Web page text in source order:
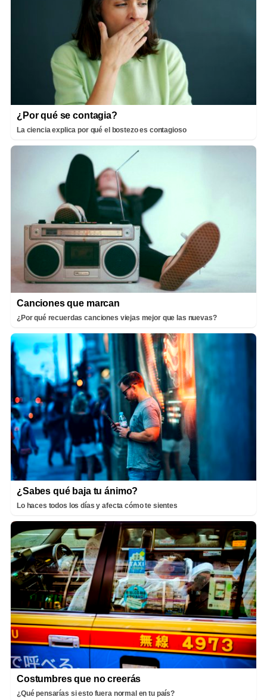
¿Por qué se contagia?
La ciencia explica por qué el bostezo es contagioso
Canciones que marcan
¿Por qué recuerdas canciones viejas mejor que las nuevas?
¿Sabes qué baja tu ánimo?
Lo haces todos los días y afecta cómo te sientes
Costumbres que no creerás
¿Qué pensarías si esto fuera normal en tu país?